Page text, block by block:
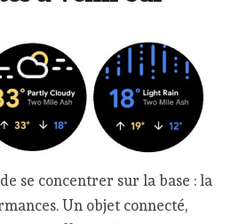
de se concentrer sur la base : la
Un objet connecté,